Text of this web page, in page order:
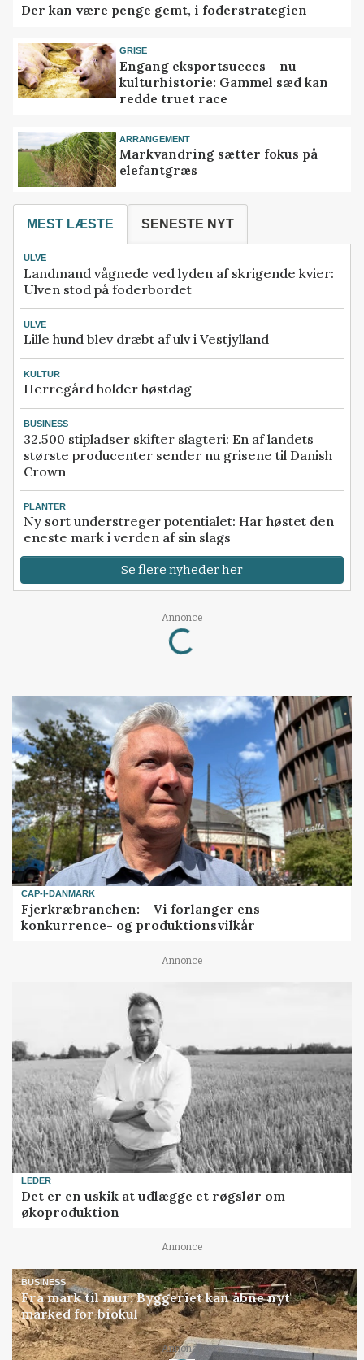
Der kan være penge gemt, i foderstrategien
GRISE
Engang eksportsucces – nu
kulturhistorie: Gammel sæd kan
redde truet race
ARRANGEMENT
Markvandring sætter fokus på
elefantgræs
MEST LÆSTE SENESTE NYT
ULVE
Landmand vågnede ved lyden af skrigende kvier:
Ulven stod på foderbordet
ULVE
Lille hund blev dræbt af ulv i Vestjylland
KULTUR
Herregård holder høstdag
BUSINESS
32.500 stipladser skifter slagteri: En af landets
største producenter sender nu grisene til Danish
Crown
PLANTER
Ny sort understreger potentialet: Har høstet den
eneste mark i verden af sin slags
Se flere nyheder her
Annonce
Loading...
CAP-I-DANMARK
Fjerkræbranchen: - Vi forlanger ens
konkurrence- og produktionsvilkår
Annonce
LEDER
Det er en uskik at udlægge et røgslør om
økoproduktion
Annonce
BUSINESS
Fra mark til mur: Byggeriet kan åbne nyt
marked for biokul
Annonce